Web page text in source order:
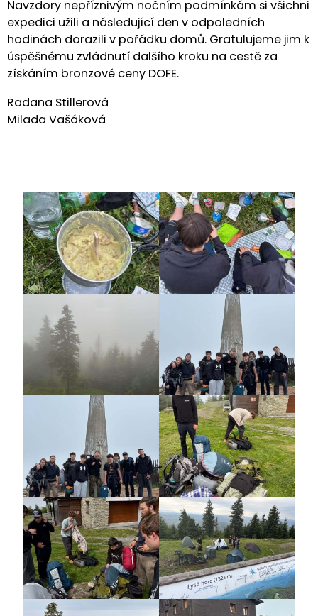
Navzdory nepříznivým nočním podmínkám si všichni
expedici užili a následující den v odpoledních
hodinách dorazili v pořádku domů. Gratulujeme jim k
úspěšnému zvládnutí dalšího kroku na cestě za
získáním bronzové ceny DOFE.
Radana Stillerová
Milada Vašáková
Fotogalerie